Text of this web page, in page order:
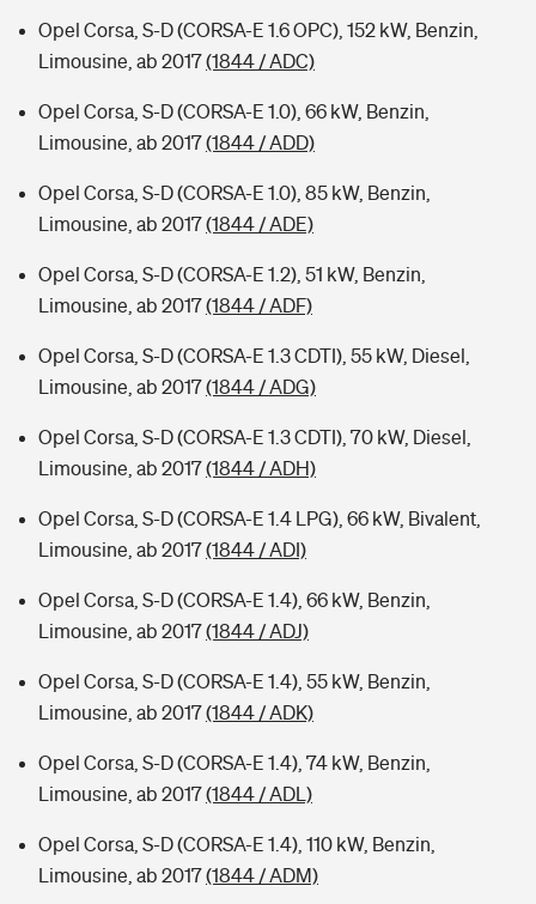
Opel Corsa, S-D (CORSA-E 1.6 OPC), 152 kW, Benzin,
Limousine, ab 2017(1844 / ADC)
Opel Corsa, S-D (CORSA-E 1.0), 66 kW, Benzin,
Limousine, ab 2017(1844 / ADD)
Opel Corsa, S-D (CORSA-E 1.0), 85 kW, Benzin,
Limousine, ab 2017(1844 / ADE)
Opel Corsa, S-D (CORSA-E 1.2), 51 kW, Benzin,
Limousine, ab 2017(1844 / ADF)
Opel Corsa, S-D (CORSA-E 1.3 CDTI), 55 kW, Diesel,
Limousine, ab 2017(1844 / ADG)
Opel Corsa, S-D (CORSA-E 1.3 CDTI), 70 kW, Diesel,
Limousine, ab 2017(1844 / ADH)
Opel Corsa, S-D (CORSA-E 1.4 LPG), 66 kW, Bivalent,
Limousine, ab 2017(1844 / ADI)
Opel Corsa, S-D (CORSA-E 1.4), 66 kW, Benzin,
Limousine, ab 2017(1844 / ADJ)
Opel Corsa, S-D (CORSA-E 1.4), 55 kW, Benzin,
Limousine, ab 2017(1844 / ADK)
Opel Corsa, S-D (CORSA-E 1.4), 74 kW, Benzin,
Limousine, ab 2017(1844 / ADL)
Opel Corsa, S-D (CORSA-E 1.4), 110 kW, Benzin,
Limousine, ab 2017(1844 / ADM)